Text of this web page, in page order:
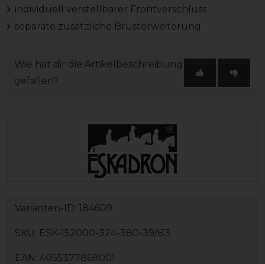
individuell verstellbarer Frontverschluss
separate zusätzliche Brusterweiterung
Wie hat dir die Artikelbeschreibung
gefallen?
Varianten-ID: 184609
SKU: ESK-152000-324-380-39/6'3
EAN: 4055377868001